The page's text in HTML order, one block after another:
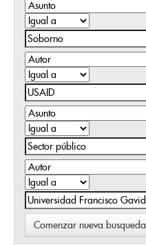
Comenzar nueva busqueda